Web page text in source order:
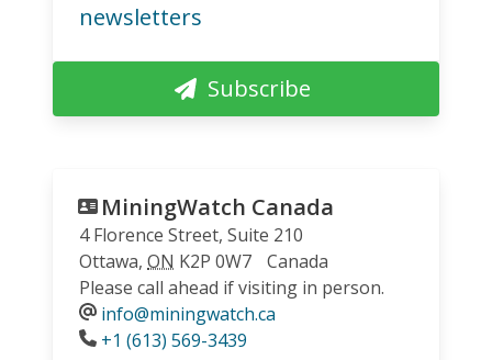
newsletters
Subscribe
MiningWatch Canada
4 Florence Street, Suite 210
Ottawa, ON K2P 0W7
Canada
Please call ahead if visiting in person.
info@miningwatch.ca
Phone
+1 (613) 569-3439